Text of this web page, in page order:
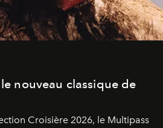
nouveau classique de
Croisière 2026, le Multipass